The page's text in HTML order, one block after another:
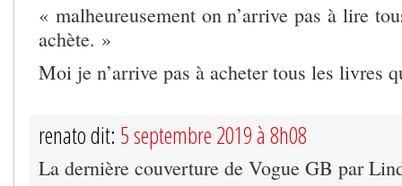
« malheureusement on n’arrive pas à lire
achète. »
Moi je n’arrive pas à acheter tous les livres
renato dit: 5 septembre 2019 à 8h08
La dernière couverture de Vogue GB par